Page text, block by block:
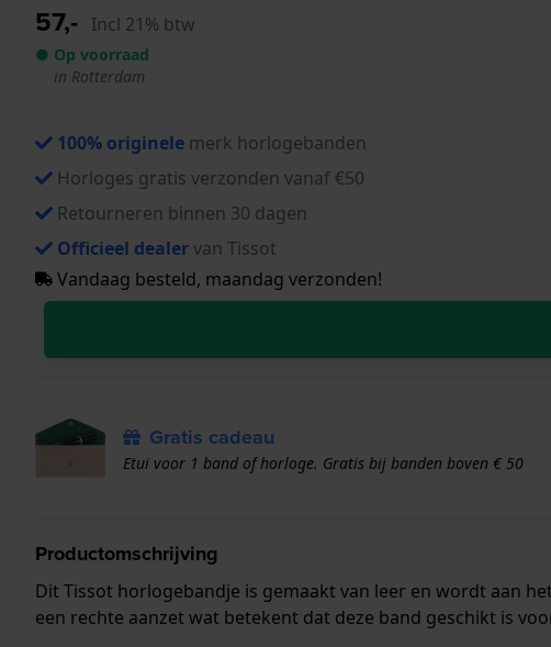
57,- Incl 21% btw
● Op voorraad
in Rotterdam
100% originele merk horlogebanden
Horloges gratis verzonden vanaf €50
Retourneren binnen 30 dagen
Officieel dealervan Tissot
Vandaag besteld, maandag verzonden!
Gratis cadeau
Etui voor 1 band of horloge. Gratis bij banden boven € 50
Productomschrijving
Dit Tissot horlogebandje is gemaakt van leer en wordt aan
een rechte aanzet wat betekent dat deze band geschikt is